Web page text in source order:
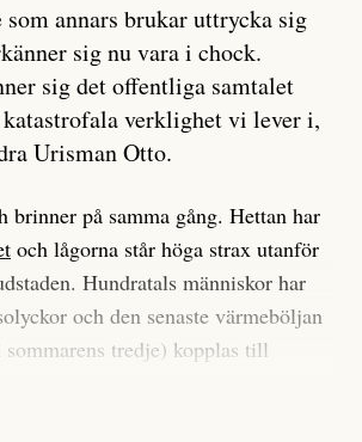
annars brukar uttrycka sig
sig nu vara i chock.
sig det offentliga samtalet
verklighet vi lever i,
Urisman Otto.
brinner på samma gång. Hettan har
och lågorna står höga strax utanför
Hundratals människor har
och den senaste värmeböljan
tredje) kopplas till